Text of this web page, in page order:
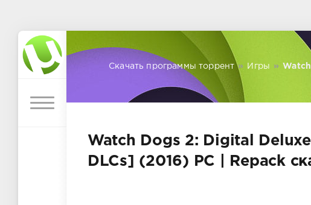
Скачать программы торрент » Игры »
Watch Dogs 2: Digital
DLCs] (2016) PC | Repack